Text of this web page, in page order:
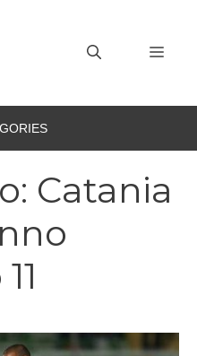
Catania